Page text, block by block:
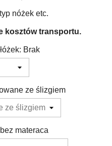
nóżek etc.
kosztów transportu.
Brak
ze ślizgiem
materaca